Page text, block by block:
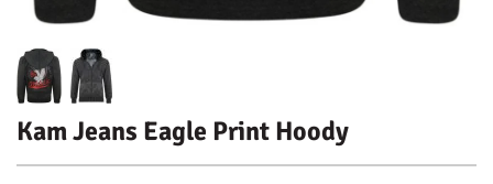
Kam Jeans Eagle Print Hoody